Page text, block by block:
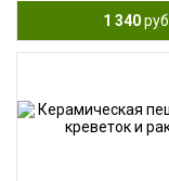
1 340руб.